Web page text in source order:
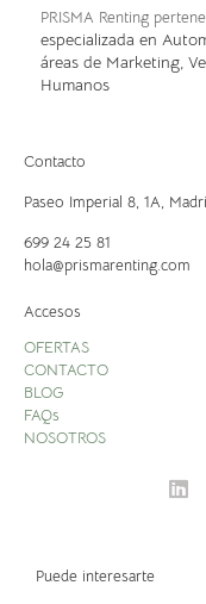
PRISMA Renting
especializada en
áreas de Marketing,
Humanos
Contacto
Paseo Imperial 8, 1A,
699 24 25 81
hola@prismarenting.com
Accesos
OFERTAS
CONTACTO
BLOG
FAQs
NOSOTROS
Puede interesarte